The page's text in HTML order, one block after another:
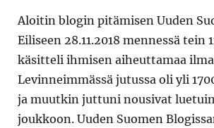
Aloitin blogin pitämisen Uuden
Eiliseen 28.11.2018 mennessä
käsitteli ihmisen aiheuttamaa
Levinneimmässä jutussa oli yli
ja muutkin juttuni nousivat
joukkoon. Uuden Suomen